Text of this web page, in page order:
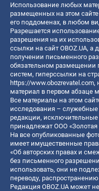
Использование любых
размещенных на этом сайте
его поддоменах, в любом
Разрешается
разрешения на их
ссылки на сайт OBOZ.UA, а
получении письменного
обязательном размещении
систем, гиперссылки на
https://www.obozrevatel.com,
материал в первом абзаце
Все материалы на этом
исследования –
редакции,
принадлежат ООО «Золотая
На все опубликованные
имеет имущественные
«Об авторских правах и
без письменного
использовать, они не
переводу,
Редакция OBOZ.UA может